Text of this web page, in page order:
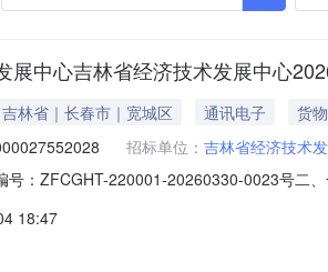
展中心吉林省经济技术发展中心
吉林省｜长春市｜宽城区 通讯电子
货物
招标单位： 吉林省经济技术
号：ZFCGHT-220001-20260330-0023号二
朝阳区工农大路1313号2110号房联系方式：
18:47